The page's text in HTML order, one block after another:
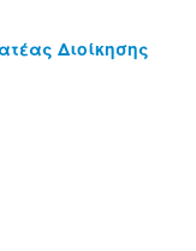
Διοίκησης